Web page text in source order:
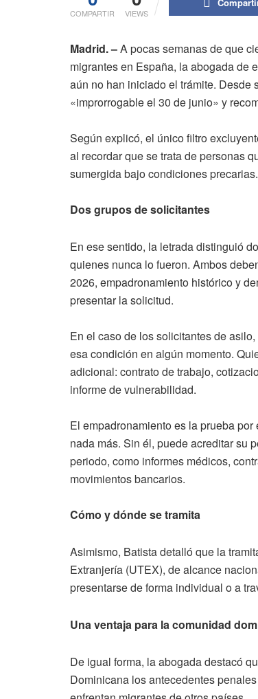
COMPARTIR VIEWS
Madrid. –A pocas semanas de que
migrantes en España, la abogada de
aún no han iniciado el trámite. Desde
«improrrogable el 30 de junio» y
Según explicó, el único filtro
al recordar que se trata de personas
sumergida bajo condiciones precarias.
Dos grupos de solicitantes
En ese sentido, la letrada distinguió
quienes nunca lo fueron. Ambos
2026, empadronamiento histórico y
presentar la solicitud.
En el caso de los solicitantes de
esa condición en algún momento.
adicional: contrato de trabajo,
informe de vulnerabilidad.
El empadronamiento es la prueba
nada más. Sin él, puede acreditar su
periodo, como informes médicos,
movimientos bancarios.
Cómo y dónde se tramita
Asimismo, Batista detalló que la
Extranjería (UTEX), de alcance
presentarse de forma individual o a
Una ventaja para la comunidad
De igual forma, la abogada destacó
Dominicana los antecedentes